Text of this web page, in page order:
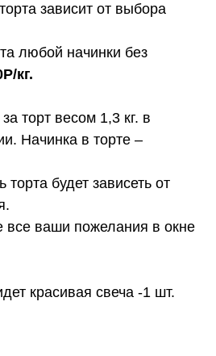
зависит от выбора
любой начинки без
кг.
торт весом 1,3 кг. в
Начинка в торте –
торта будет зависеть от
все ваши пожелания в окне
красивая свеча -1 шт.